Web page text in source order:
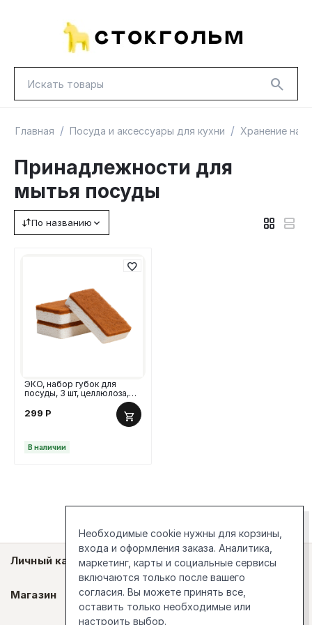
КРАСНАЯ ЦЕНА
ТОВАРЫ В ПУТИ / ПОД ЗАКАЗ
Главная / Посуда и аксессуары для кухни / Хранение на
Принадлежности для
мытья посуды
По названию
ЭКО, набор губок для
посуды, 3 шт, целлюлоза,
299 Р
В наличии
Личный кабинет
Магазин
Необходимые cookie нужны для корзины,
входа и оформления заказа. Аналитика,
маркетинг, карты и социальные сервисы
включаются только после вашего
согласия. Вы можете принять все,
оставить только необходимые или
настроить выбор.